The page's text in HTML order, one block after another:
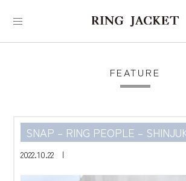
FEATURE
SNAP – RING PEOPLE –
2022.10.22 |